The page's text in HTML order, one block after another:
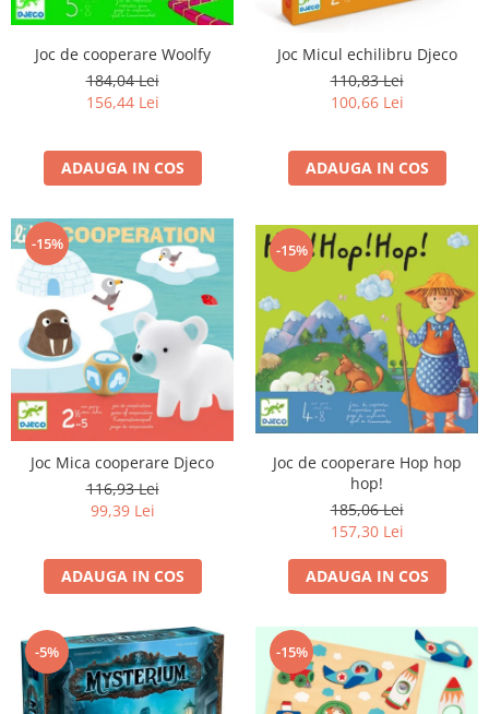
Joc de cooperare Woolfy
184,04 Lei
156,44 Lei
ADAUGA IN COS
Joc Micul echilibru Djeco
110,83 Lei
100,66 Lei
ADAUGA IN COS
-15%
Joc Mica cooperare Djeco
116,93 Lei
99,39 Lei
ADAUGA IN COS
-15%
Joc de cooperare Hop hop
hop!
185,06 Lei
157,30 Lei
ADAUGA IN COS
-5% -15%